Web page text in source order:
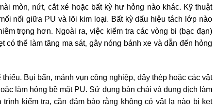
mòn, nứt, cắt xé hoặc bất kỳ hư hỏng nào khác. Kỹ thuật
nối giữa PU và lõi kim loại. Bất kỳ dấu hiệu tách lớp nào
trọng hơn. Ngoài ra, việc kiểm tra các vòng bi (bạc đạn)
có thể làm tăng ma sát, gây nóng bánh xe và dẫn đến hỏng
Bụi bẩn, mảnh vụn công nghiệp, dây thép hoặc các vật
làm hỏng bề mặt PU. Sử dụng bàn chải và dung dịch làm
kiểm tra, cần đảm bảo rằng không có vật lạ nào bị kẹt